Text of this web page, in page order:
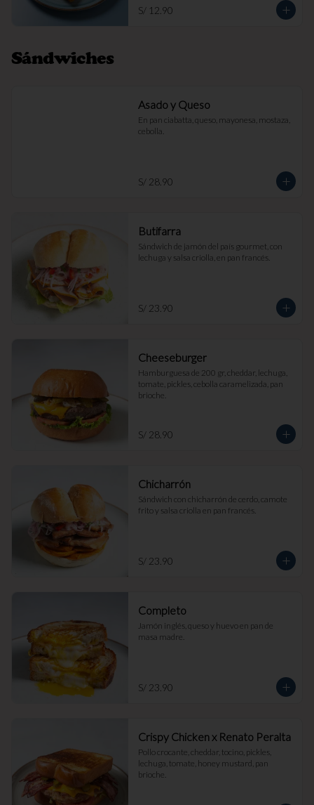
S/ 12.90
Sándwiches
Asado y Queso
En pan ciabatta, queso, mayonesa, mostaza,
cebolla.
S/ 28.90
Butifarra
Sándwich de jamón del país gourmet, con
lechuga y salsa criolla, en pan francés.
S/ 23.90
Cheeseburger
Hamburguesa de 200 gr, cheddar, lechuga,
tomate, pickles, cebolla caramelizada, pan
brioche.
S/ 28.90
Chicharrón
Sándwich con chicharrón de cerdo, camote
frito y salsa criolla en pan francés.
S/ 23.90
Completo
Jamón inglés, queso y huevo en pan de
masa madre.
S/ 23.90
Crispy Chicken x Renato Peralta
Pollo crocante, cheddar, tocino, pickles,
lechuga, tomate, honey mustard, pan
brioche.